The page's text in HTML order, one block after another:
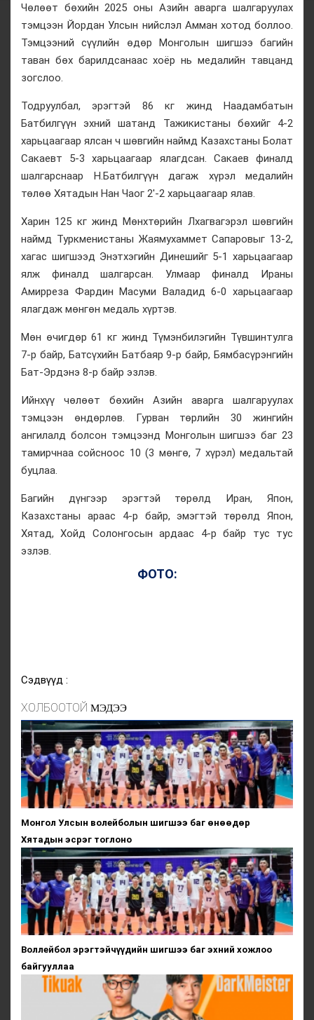
Чөлөөт бөхийн 2025 оны Азийн аварга шалгаруулах
тэмцээн Йордан Улсын нийслэл Амман хотод боллоо.
Тэмцээний сүүлийн өдөр Монголын шигшээ багийн
таван бөх барилдсанаас хоёр нь медалийн тавцанд
зогслоо.
Тодруулбал, эрэгтэй 86 кг жинд Наадамбатын
Батбилгүүн эхний шатанд Тажикистаны бөхийг 4-2
харьцаагаар ялсан ч шөвгийн наймд Казахстаны Болат
Сакаевт 5-3 харьцаагаар ялагдсан. Сакаев финалд
шалгарснаар Н.Батбилгүүн дагаж хүрэл медалийн
төлөө Хятадын Нан Чаог 2'-2 харьцаагаар ялав.
Харин 125 кг жинд Мөнхтөрийн Лхагвагэрэл шөвгийн
наймд Туркменистаны Жаямухаммет Сапаровыг 13-2,
хагас шигшээд Энэтхэгийн Динешийг 5-1 харьцаагаар
ялж финалд шалгарсан. Улмаар финалд Ираны
Амирреза Фардин Масуми Валадид 6-0 харьцаагаар
ялагдаж мөнгөн медаль хүртэв.
Мөн өчигдөр 61 кг жинд Түмэнбилэгийн Түвшинтулга
7-р байр, Батсүхийн Батбаяр 9-р байр, Бямбасүрэнгийн
Бат-Эрдэнэ 8-р байр эзлэв.
Ийнхүү чөлөөт бөхийн Азийн аварга шалгаруулах
тэмцээн өндөрлөв. Гурван төрлийн 30 жингийн
ангилалд болсон тэмцээнд Монголын шигшээ баг 23
тамирчнаа сойсноос 10 (3 мөнгө, 7 хүрэл) медальтай
буцлаа.
Багийн дүнгээр эрэгтэй төрөлд Иран, Япон,
Казахстаны араас 4-р байр, эмэгтэй төрөлд Япон,
Хятад, Хойд Солонгосын ардаас 4-р байр тус тус
эзлэв.
ФОТО:
Сэдвүүд :
ХОЛБООТОЙ МЭДЭЭ
Монгол Улсын волейболын шигшээ баг өнөөдөр
Хятадын эсрэг тоглоно
Воллейбол эрэгтэйчүүдийн шигшээ баг эхний хожлоо
байгууллаа